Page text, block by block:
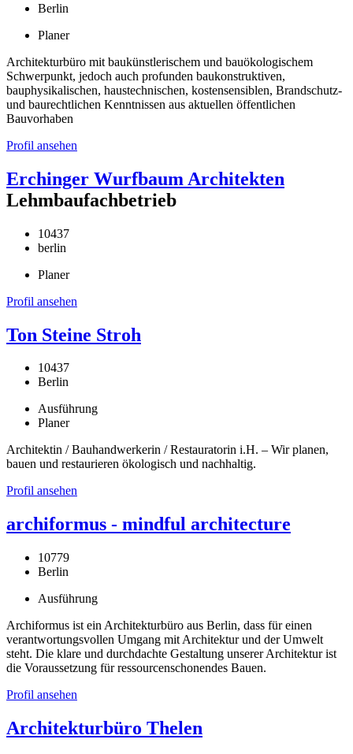
Berlin
Planer
Architekturbüro mit baukünstlerischem und bauökologischem
Schwerpunkt, jedoch auch profunden baukonstruktiven,
bauphysikalischen, haustechnischen, kostensensiblen, Brandschutz-
und baurechtlichen Kenntnissen aus aktuellen öffentlichen
Bauvorhaben
Profil ansehen
Erchinger Wurfbaum Architekten
Lehmbaufachbetrieb
10437
berlin
Planer
Profil ansehen
Ton Steine Stroh
10437
Berlin
Ausführung
Planer
Architektin / Bauhandwerkerin / Restauratorin i.H. – Wir planen,
bauen und restaurieren ökologisch und nachhaltig.
Profil ansehen
archiformus - mindful architecture
10779
Berlin
Ausführung
Archiformus ist ein Architekturbüro aus Berlin, dass für einen
verantwortungsvollen Umgang mit Architektur und der Umwelt
steht. Die klare und durchdachte Gestaltung unserer Architektur ist
die Voraussetzung für ressourcenschonendes Bauen.
Profil ansehen
Architekturbüro Thelen